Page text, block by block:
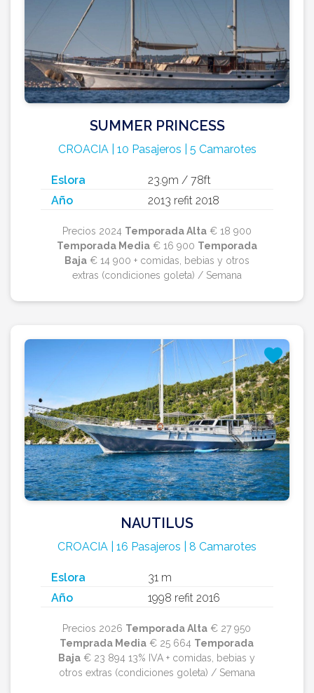
SUMMER PRINCESS
CROACIA | 10 Pasajeros | 5 Camarotes
Eslora
23.9m / 78ft
Año
2013 refit 2018
Precios 2024 Temporada Alta€ 18 900
Temporada Media€ 16 900 Temporada
Baja€ 14 900 + comidas, bebias y otros
extras (condiciones goleta) / Semana
NAUTILUS
CROACIA | 16 Pasajeros | 8 Camarotes
Eslora
31 m
Año
1998 refit 2016
Precios 2026 Temporada Alta € 27 950
Temprada Media € 25 664 Temporada
Baja € 23 894 13% IVA + comidas, bebias y
otros extras (condiciones goleta) / Semana